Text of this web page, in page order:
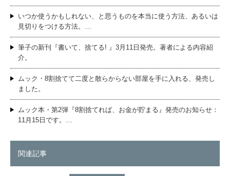
いつか使うかもしれない、と思うものを本当に使う方法、あるいは
見切りをつける方法。…
筆子の新刊『書いて、捨てる! 』3月11日発売。著者による内容紹
介。
ムック・8割捨てて二度と散らからない部屋を手に入れる、発売し
ました。
ムック本・第2弾『8割捨てれば、お金が貯まる』発売のお知らせ：
11月15日です。…
関連記事